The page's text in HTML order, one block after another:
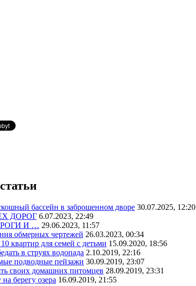
бассейн в заброшенном дворе 30.07.2025, 12:20
ДОРОГ 6.07.2023, 22:49
И … 29.06.2023, 11:57
обмерных чертежей 26.03.2023, 00:34
квартир для семей с детьми 15.09.2020, 18:56
в струях водопада 2.10.2019, 22:16
подводные пейзажи 30.09.2019, 23:07
своих домашних питомцев 28.09.2019, 23:31
берегу озера 16.09.2019, 21:55